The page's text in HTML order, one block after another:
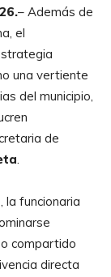
– Además de
el
una vertiente
del municipio,
de
.
la funcionaria
compartido
directa